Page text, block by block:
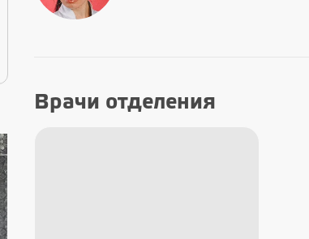
Врачи отделения